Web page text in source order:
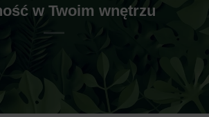
w Twoim wnętrzu